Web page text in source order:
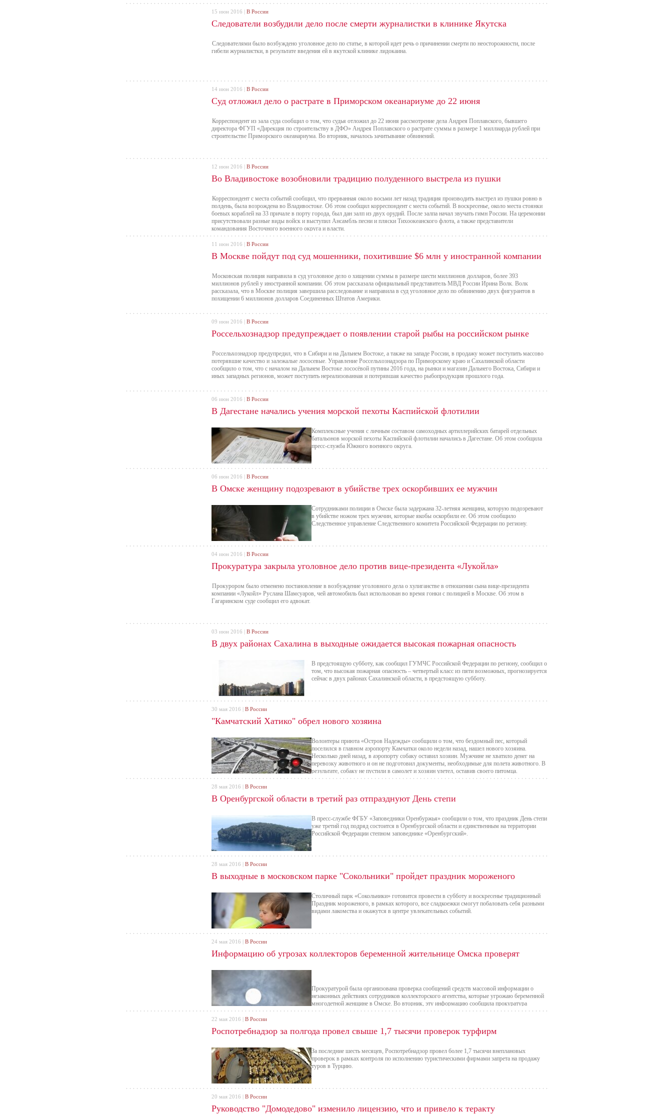
Следователи возбудили дело после смерти журналистки в клинике Якутска
Следователями было возбуждено уголовное дело по статье, в которой идет речь о причинении смерти по неосторожности, после
гибели журналистки, в результате введения ей в якутской клинике лидокаина.
15 июн 2016 | В России
Суд отложил дело о растрате в Приморском океанариуме до 22 июня
Корреспондент из зала суда сообщил о том, что судья отложил до 22 июня рассмотрение дела Андрея Поплавского, бывшего
директора ФГУП «Дирекция по строительству в ДФО» Андрея Поплавского о растрате суммы в размере 1 миллиарда рублей при
строительстве Приморского океанариума. Во вторник, началось зачитывание обвинений.
14 июн 2016 | В России
Во Владивостоке возобновили традицию полуденного выстрела из пушки
Корреспондент с места событий сообщил, что прерванная около восьми лет назад традиция производить выстрел из пушки ровно в
полдень, была возрождена во Владивостоке. Об этом сообщил корреспондент с места событий. В воскресенье, около места стоянки
боевых кораблей на 33 причале в порту города, был дан залп из двух орудий. После залпа начал звучать гимн России. На церемонии
присутствовали разные виды войск и выступил Ансамбль песни и пляски Тихоокеанского флота, а также представители
командования Восточного военного округа и власти.
12 июн 2016 | В России
В Москве пойдут под суд мошенники, похитившие $6 млн у иностранной компании
Московская полиция направила в суд уголовное дело о хищении суммы в размере шести миллионов долларов, более 393
миллионов рублей у иностранной компании. Об этом рассказала официальный представитель МВД России Ирина Волк. Волк
рассказала, что в Москве полиция завершила расследование и направила в суд уголовное дело по обвинению двух фигурантов в
похищении 6 миллионов долларов Соединенных Штатов Америки.
11 июн 2016 | В России
Россельхознадзор предупреждает о появлении старой рыбы на российском рынке
Россельхознадзор предупредил, что в Сибири и на Дальнем Востоке, а также на западе России, в продажу может поступить массово
потерявшие качество и залежалые лососевые. Управление Россельхознадзора по Приморскому краю и Сахалинской области
сообщило о том, что с началом на Дальнем Востоке лососёвой путины 2016 года, на рынки и магазин Дальнего Востока, Сибири и
иных западных регионов, может поступить нереализованная и потерявшая качество рыбопродукция прошлого года.
09 июн 2016 | В России
В Дагестане начались учения морской пехоты Каспийской флотилии
Комплексные учения с личным составом самоходных артиллерийских батарей отдельных
батальонов морской пехоты Каспийской флотилии начались в Дагестане. Об этом сообщила
пресс-служба Южного военного округа.
06 июн 2016 | В России
В Омске женщину подозревают в убийстве трех оскорбивших ее мужчин
Сотрудниками полиции в Омске была задержана 32-летняя женщина, которую подозревают
в убийстве ножом трех мужчин, которые якобы оскорбили ее. Об этом сообщило
Следственное управление Следственного комитета Российской Федерации по региону.
06 июн 2016 | В России
Прокуратура закрыла уголовное дело против вице-президента «Лукойла»
Прокурором было отменено постановление в возбуждение уголовного дела о хулиганстве в отношении сына вице-президента
компании «Лукойл» Руслана Шамсуаров, чей автомобиль был использован во время гонки с полицией в Москве. Об этом в
Гагаринском суде сообщил его адвокат.
04 июн 2016 | В России
В двух районах Сахалина в выходные ожидается высокая пожарная опасность
В предстоящую субботу, как сообщил ГУМЧС Российской Федерации по региону, сообщил о
том, что высокая пожарная опасность – четвертый класс из пяти возможных, прогнозируется
сейчас в двух районах Сахалинской области, в предстоящую субботу.
03 июн 2016 | В России
"Камчатский Хатико" обрел нового хозяина
Волонтеры приюта «Остров Надежды» сообщили о том, что бездомный пес, который
поселился в главном аэропорту Камчатки около недели назад, нашел нового хозяина.
Несколько дней назад, в аэропорту собаку оставил хозяин. Мужчине не хватило денег на
перевозку животного и он не подготовил документы, необходимые для полета животного. В
результате, собаку не пустили в самолет и хозяин улетел, оставив своего питомца.
30 мая 2016 | В России
В Оренбургской области в третий раз отпразднуют День степи
В пресс-службе ФГБУ «Заповедники Оренбуржья» сообщили о том, что праздник День степи
уже третий год подряд состоится в Оренбургской области и единственным на территории
Российской Федерации степном заповеднике «Оренбургский».
28 мая 2016 | В России
В выходные в московском парке "Сокольники" пройдет праздник мороженого
Столичный парк «Сокольники» готовится провести в субботу и воскресенье традиционный
Праздник мороженого, в рамках которого, все сладкоежки смогут побаловать себя разными
видами лакомства и окажутся в центре увлекательных событий.
28 мая 2016 | В России
Информацию об угрозах коллекторов беременной жительнице Омска проверят
Прокуратурой была организована проверка сообщений средств массовой информации о
незаконных действиях сотрудников коллекторского агентства, которые угрожаю беременной
многодетной женщине в Омске. Во вторник, эту информацию сообщила прокуратура
Омской области. Несколько ранее, прокуратура Омской области организовала проведение
24 мая 2016 | В России
Роспотребнадзор за полгода провел свыше 1,7 тысячи проверок турфирм
За последние шесть месяцев, Роспотребнадзор провел более 1,7 тысячи внеплановых
проверок в рамках контроля по исполнению туристическими фирмами запрета на продажу
туров в Турцию.
22 мая 2016 | В России
Руководство "Домодедово" изменило лицензию, что и привело к теракту
20 мая 2016 | В России